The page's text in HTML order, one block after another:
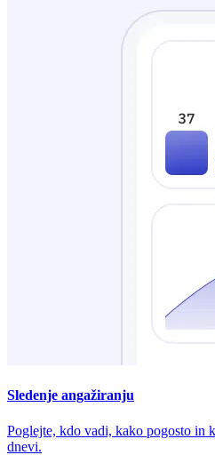
Sledenje angažiranju
Poglejte, kdo vadi, kako pogosto in
dnevi.